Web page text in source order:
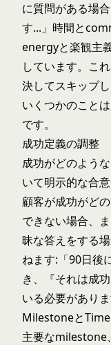
に質問がある場
す...」時間と
energyと楽観主
しています。こ
決してスキップ
いくつかのこと
です。
成功定義の調整
成功がどのよう
いて明示的な合意
顧客が成功がど
できない場合、
昧な答えをする
ねます:「90日後
き、『それは成
いる必要があり
Milestoneと
主要なmilestone